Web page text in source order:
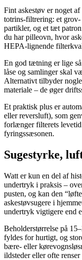
Fint askestøv er noget
totrins-filtrering: et grov-
partikler, og et tæt
du har pilleovn, hvor
HEPA-lignende
En god tætning er lige
låse og samlinger skal
Alternativt tilbyder
materiale – de øger
Et praktisk plus er
eller reversluft), som
forlænger filterets
fyringssæsonen.
Sugestyrke,
Watt er kun en del af
undertryk i praksis –
pusten, og kan den
askestøvsugere i
undertryk vigtigere end
Beholderstørrelse på
fyldes for hurtigt, og
bære- eller
ildsteder eller ofte